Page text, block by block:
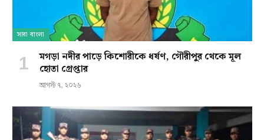
সারা বাংলা
মগড়া নদীর পাড়ে কিশোরীকে ধর্ষণ, গৌরীপুর থেকে মূল
হোতা গ্রেপ্তার
আগস্ট ৭, ২০২৬